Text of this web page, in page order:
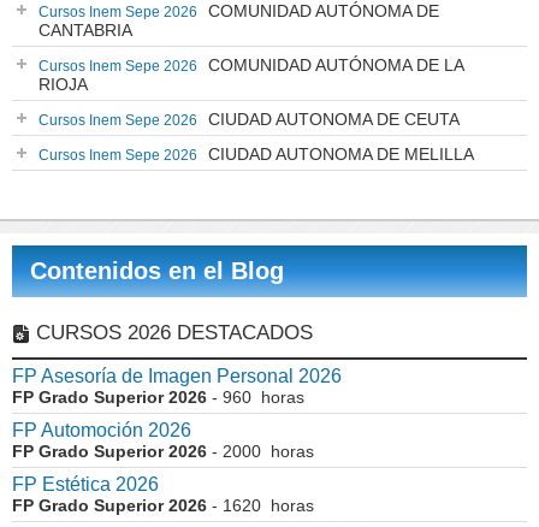
Cursos Inem Sepe 2026
COMUNIDAD AUTÓNOMA DE
CANTABRIA
Cursos Inem Sepe 2026
COMUNIDAD AUTÓNOMA DE LA
RIOJA
Cursos Inem Sepe 2026 CIUDAD AUTONOMA DE CEUTA
Cursos Inem Sepe 2026 CIUDAD AUTONOMA DE MELILLA
Contenidos en el Blog
CURSOS 2026 DESTACADOS
FP Asesoría de Imagen Personal 2026
FP Grado Superior 2026 - 960 horas
FP Automoción 2026
FP Grado Superior 2026 - 2000 horas
FP Estética 2026
FP Grado Superior 2026 - 1620 horas